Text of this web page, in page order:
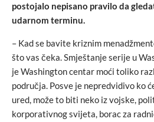
postojalo nepisano pravilo da
udarnom terminu.
– Kad se bavite kriznim
što vas čeka. Smještanje serije u
je Washington centar moći toliko
područja. Posve je nepredvidivo ko
ured, može to biti neko iz vojske,
korporativnog svijeta, borac za